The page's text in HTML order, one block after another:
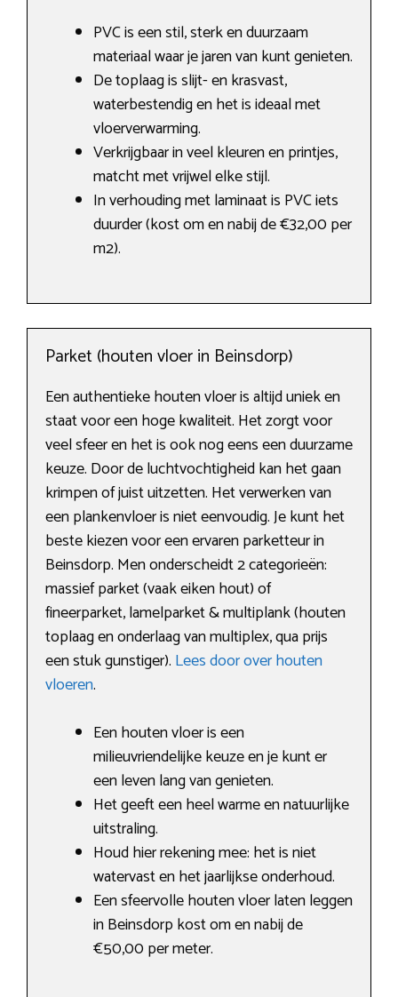
PVC is een stil, sterk en duurzaam
materiaal waar je jaren van kunt genieten.
De toplaag is slijt- en krasvast,
waterbestendig en het is ideaal met
vloerverwarming.
Verkrijgbaar in veel kleuren en printjes,
matcht met vrijwel elke stijl.
In verhouding met laminaat is PVC iets
duurder (kost om en nabij de €32,00 per
m2).
Parket (houten vloer in Beinsdorp)
Een authentieke houten vloer is altijd uniek en
staat voor een hoge kwaliteit. Het zorgt voor
veel sfeer en het is ook nog eens een duurzame
keuze. Door de luchtvochtigheid kan het gaan
krimpen of juist uitzetten. Het verwerken van
een plankenvloer is niet eenvoudig. Je kunt het
beste kiezen voor een ervaren parketteur in
Beinsdorp. Men onderscheidt 2 categorieën:
massief parket (vaak eiken hout) of
fineerparket, lamelparket & multiplank (houten
toplaag en onderlaag van multiplex, qua prijs
een stuk gunstiger). Lees door over houten
vloeren.
Een houten vloer is een
milieuvriendelijke keuze en je kunt er
een leven lang van genieten.
Het geeft een heel warme en natuurlijke
uitstraling.
Houd hier rekening mee: het is niet
watervast en het jaarlijkse onderhoud.
Een sfeervolle houten vloer laten leggen
in Beinsdorp kost om en nabij de
€50,00 per meter.